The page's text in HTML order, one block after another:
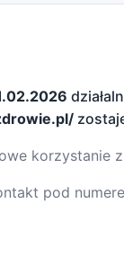
korzystanie
pod